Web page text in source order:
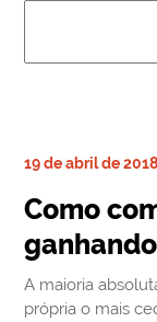
19 de abril de
Como
A maioria
própria o mais